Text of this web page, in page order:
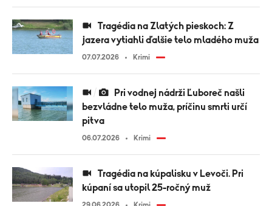
jazera vytiahli ďalšie telo mladého muža
07.07.2026 Krimi
bezvládne telo muža, príčinu smrti určí
pitva
06.07.2026 Krimi
kúpaní sa utopil 25-ročný muž